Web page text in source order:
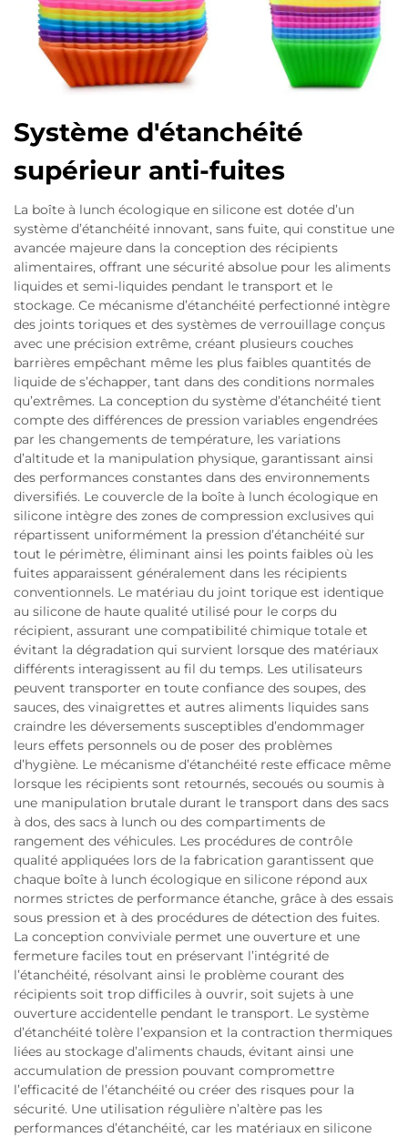
Système d'étanchéité
supérieur anti-fuites
La boîte à lunch écologique en silicone est dotée d’un
système d’étanchéité innovant, sans fuite, qui constitue une
avancée majeure dans la conception des récipients
alimentaires, offrant une sécurité absolue pour les aliments
liquides et semi-liquides pendant le transport et le
stockage. Ce mécanisme d’étanchéité perfectionné intègre
des joints toriques et des systèmes de verrouillage conçus
avec une précision extrême, créant plusieurs couches
barrières empêchant même les plus faibles quantités de
liquide de s’échapper, tant dans des conditions normales
qu’extrêmes. La conception du système d’étanchéité tient
compte des différences de pression variables engendrées
par les changements de température, les variations
d’altitude et la manipulation physique, garantissant ainsi
des performances constantes dans des environnements
diversifiés. Le couvercle de la boîte à lunch écologique en
silicone intègre des zones de compression exclusives qui
répartissent uniformément la pression d’étanchéité sur
tout le périmètre, éliminant ainsi les points faibles où les
fuites apparaissent généralement dans les récipients
conventionnels. Le matériau du joint torique est identique
au silicone de haute qualité utilisé pour le corps du
récipient, assurant une compatibilité chimique totale et
évitant la dégradation qui survient lorsque des matériaux
différents interagissent au fil du temps. Les utilisateurs
peuvent transporter en toute confiance des soupes, des
sauces, des vinaigrettes et autres aliments liquides sans
craindre les déversements susceptibles d’endommager
leurs effets personnels ou de poser des problèmes
d’hygiène. Le mécanisme d’étanchéité reste efficace même
lorsque les récipients sont retournés, secoués ou soumis à
une manipulation brutale durant le transport dans des sacs
à dos, des sacs à lunch ou des compartiments de
rangement des véhicules. Les procédures de contrôle
qualité appliquées lors de la fabrication garantissent que
chaque boîte à lunch écologique en silicone répond aux
normes strictes de performance étanche, grâce à des essais
sous pression et à des procédures de détection des fuites.
La conception conviviale permet une ouverture et une
fermeture faciles tout en préservant l’intégrité de
l’étanchéité, résolvant ainsi le problème courant des
récipients soit trop difficiles à ouvrir, soit sujets à une
ouverture accidentelle pendant le transport. Le système
d’étanchéité tolère l’expansion et la contraction thermiques
liées au stockage d’aliments chauds, évitant ainsi une
accumulation de pression pouvant compromettre
l’efficacité de l’étanchéité ou créer des risques pour la
sécurité. Une utilisation régulière n’altère pas les
performances d’étanchéité, car les matériaux en silicone